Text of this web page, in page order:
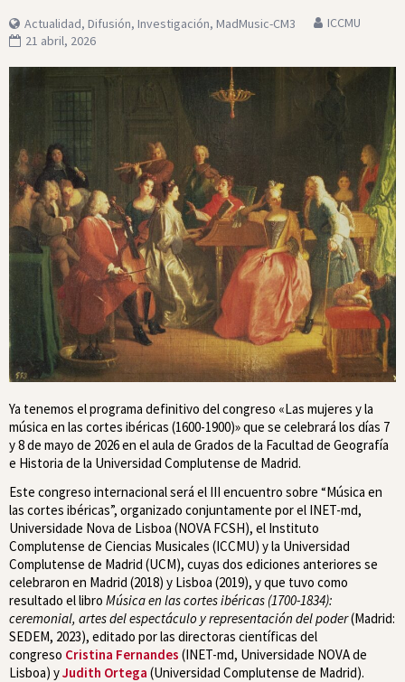
Actualidad, Difusión, Investigación, MadMusic-CM3
ICCMU
21 abril, 2026
Ya tenemos el programa definitivo del congreso «Las mujeres y la
música en las cortes ibéricas (1600-1900)» que se celebrará los días 7
y 8 de mayo de 2026 en el aula de Grados de la Facultad de Geografía
e Historia de la Universidad Complutense de Madrid.
Este congreso internacional será el III encuentro sobre “Música en
las cortes ibéricas”, organizado conjuntamente por el INET-md,
Universidade Nova de Lisboa (NOVA FCSH), el Instituto
Complutense de Ciencias Musicales (ICCMU) y la Universidad
Complutense de Madrid (UCM), cuyas dos ediciones anteriores se
celebraron en Madrid (2018) y Lisboa (2019), y que tuvo como
resultado el libro Música en las cortes ibéricas (1700-1834):
ceremonial, artes del espectáculo y representación del poder(Madrid:
SEDEM, 2023), editado por las directoras científicas del
congreso Cristina Fernandes (INET-md, Universidade NOVA de
Lisboa) yJudith Ortega (Universidad Complutense de Madrid).